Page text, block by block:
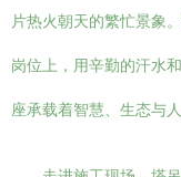
片热火朝天的繁忙景象
岗位上，用辛勤的汗水
座承载着智慧、生态与